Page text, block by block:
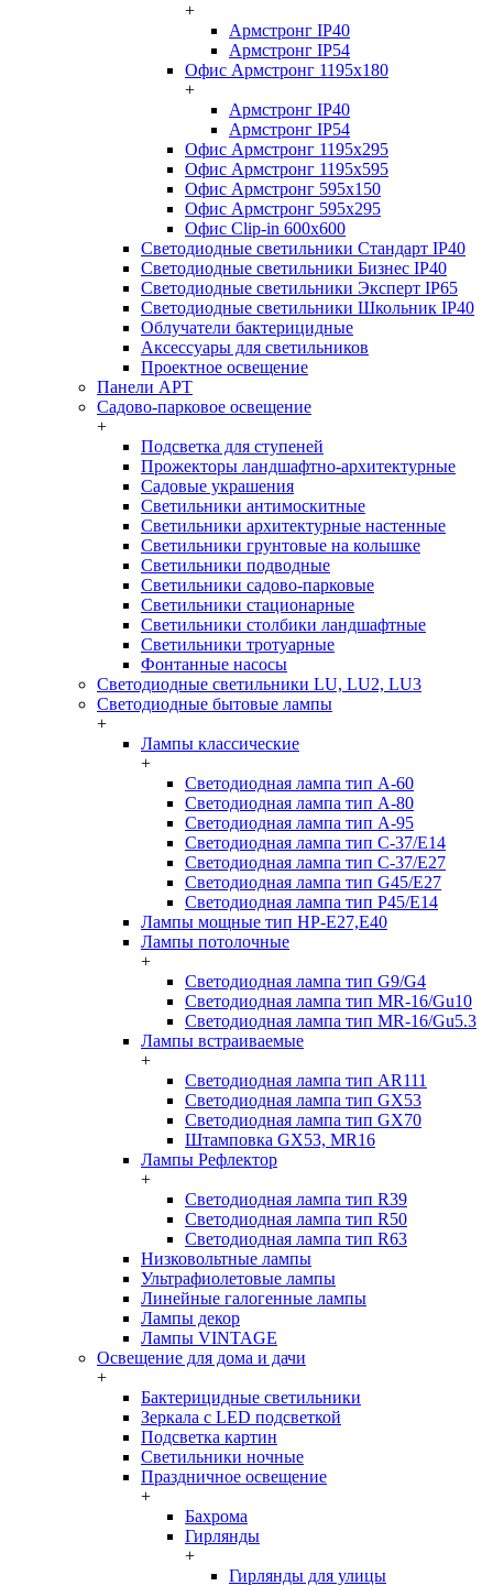
+
Армстронг IP40
Армстронг IP54
Офис Армстронг 1195x180
+
Армстронг IP40
Армстронг IP54
Офис Армстронг 1195x295
Офис Армстронг 1195x595
Офис Армстронг 595x150
Офис Армстронг 595x295
Офис Clip-in 600x600
Светодиодные светильники Стандарт IP40
Светодиодные светильники Бизнес IP40
Светодиодные светильники Эксперт IP65
Светодиодные светильники Школьник IP40
Облучатели бактерицидные
Аксессуары для светильников
Проектное освещение
Панели АРТ
Садово-парковое освещение
+
Подсветка для ступеней
Прожекторы ландшафтно-архитектурные
Садовые украшения
Светильники антимоскитные
Светильники архитектурные настенные
Светильники грунтовые на колышке
Светильники подводные
Светильники садово-парковые
Светильники стационарные
Светильники столбики ландшафтные
Светильники тротуарные
Фонтанные насосы
Светодиодные светильники LU, LU2, LU3
Светодиодные бытовые лампы
+
Лампы классические
+
Светодиодная лампа тип A-60
Светодиодная лампа тип A-80
Светодиодная лампа тип A-95
Светодиодная лампа тип C-37/Е14
Светодиодная лампа тип C-37/Е27
Светодиодная лампа тип G45/E27
Светодиодная лампа тип P45/E14
Лампы мощные тип HP-E27,E40
Лампы потолочные
+
Светодиодная лампа тип G9/G4
Светодиодная лампа тип MR-16/Gu10
Светодиодная лампа тип MR-16/Gu5.3
Лампы встраиваемые
+
Светодиодная лампа тип AR111
Светодиодная лампа тип GX53
Светодиодная лампа тип GX70
Штамповка GX53, MR16
Лампы Рефлектор
+
Светодиодная лампа тип R39
Светодиодная лампа тип R50
Светодиодная лампа тип R63
Низковольтные лампы
Ультрафиолетовые лампы
Линейные галогенные лампы
Лампы декор
Лампы VINTAGE
Освещение для дома и дачи
+
Бактерицидные светильники
Зеркала с LED подсветкой
Подсветка картин
Светильники ночные
Праздничное освещение
+
Бахрома
Гирлянды
+
Гирлянды для улицы